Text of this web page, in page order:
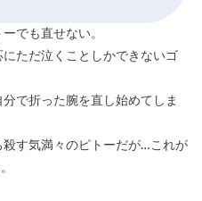
でも直せない。
ただ泣くことしかできないゴ
で折った腕を直し始めてしま
す気満々のピトーだが…これが